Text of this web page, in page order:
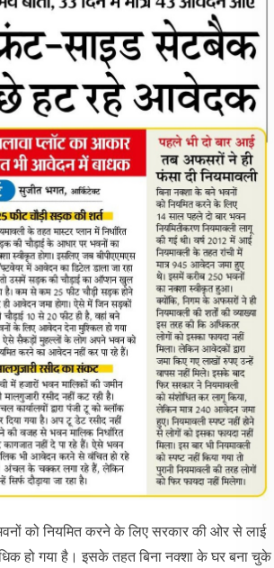
को नियमित करने के लिए सरकार की ओर से लाई
हो गया है। इसके तहत बिना नक्शा के घर बना चुके